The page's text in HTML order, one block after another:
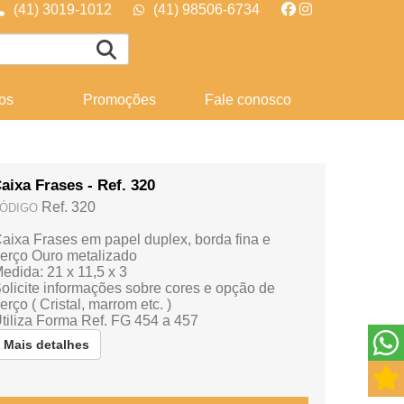
(41) 3019-1012 (41) 98506-6734
Promoções Fale conosco
Frases - Ref. 320
Ref. 320
Frases em papel duplex, borda fina e
Ouro metalizado
21 x 11,5 x 3
informações sobre cores e opção de
( Cristal, marrom etc. )
Forma Ref. FG 454 a 457
Mais detalhes